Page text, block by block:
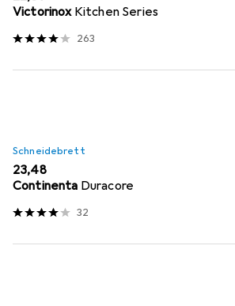
Victorinox Kitchen Series
263
Schneidebrett
EUR
23,48
Continenta Duracore
32